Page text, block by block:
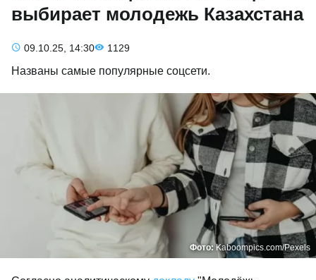
выбирает молодежь Казахстана
09.10.25, 14:30 1129
Названы самые популярные соцсети.
Фото:Kaboompics.com/Pexels